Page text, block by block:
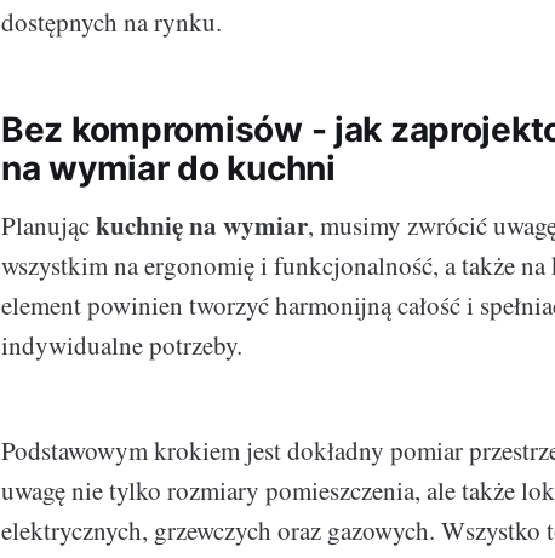
dostępnych na rynku.
Bez kompromisów - jak
na wymiar do kuchni
Planująckuchnię na wymiar, musimy zwrócić
wszystkim na ergonomię i funkcjonalność, a także na
element powinien tworzyć harmonijną całość i
indywidualne potrzeby.
Podstawowym krokiem jest dokładny pomiar
uwagę nie tylko rozmiary pomieszczenia, ale także
elektrycznych, grzewczych oraz gazowych. Wszystko